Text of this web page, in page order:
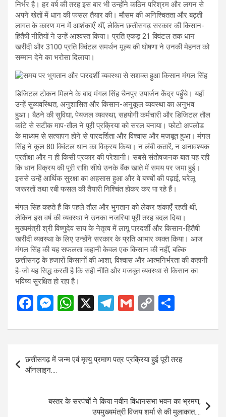
निर्भर है। हर वर्ष की तरह इस बार भी उन्होंने कठिन परिश्रम और लगन से
अपने खेतों में धान की फसल तैयार की। मौसम की अनिश्चितता और बढ़ती
लागत के कारण मन में आशंकाएँ थीं, लेकिन छत्तीसगढ़ सरकार की किसान-
हितैषी नीतियों ने उन्हें आश्वस्त किया। प्रति एकड़ 21 क्विंटल तक धान
खरीदी और 3100 प्रति क्विंटल समर्थन मूल्य की घोषणा ने उनकी मेहनत को
सम्मान देने का भरोसा दिलाया।
डिजिटल टोकन मिलने के बाद मंगल सिंह चैनपुर उपार्जन केंद्र पहुँचे। यहाँ
उन्हें सुव्यवस्थित, अनुशासित और किसान-अनुकूल व्यवस्था का अनुभव
हुआ। बैठने की सुविधा, पेयजल व्यवस्था, सहयोगी कर्मचारी और डिजिटल तौल
कांटे से सटीक माप-तौल ने पूरी प्रक्रिया को सरल बनाया। फोटो अपलोड
के माध्यम से सत्यापन होने से पारदर्शिता और विश्वास और मजबूत हुआ। मंगल
सिंह ने कुल 80 क्विंटल धान का विक्रय किया। न लंबी कतारें, न अनावश्यक
प्रतीक्षा और न ही किसी प्रकार की परेशानी। सबसे संतोषजनक बात यह रही
कि धान विक्रय की पूरी राशि सीधे उनके बैंक खाते में समय पर जमा हुई।
इससे उन्हें आर्थिक सुरक्षा का अहसास हुआ और वे बच्चों की पढ़ाई, घरेलू
जरूरतों तथा रबी फसल की तैयारी निश्चिंत होकर कर पा रहे हैं।
मंगल सिंह कहते हैं कि पहले तौल और भुगतान को लेकर शंकाएँ रहती थीं,
लेकिन इस वर्ष की व्यवस्था ने उनका नजरिया पूरी तरह बदल दिया।
मुख्यमंत्री श्री विष्णुदेव साय के नेतृत्व में लागू पारदर्शी और किसान-हितैषी
खरीदी व्यवस्था के लिए उन्होंने सरकार के प्रति आभार व्यक्त किया। आज
मंगल सिंह की यह सफलता कहानी केवल एक किसान की नहीं, बल्कि
छत्तीसगढ़ के हजारों किसानों की आशा, विश्वास और आत्मनिर्भरता की कहानी
है-जो यह सिद्ध करती है कि सही नीति और मजबूत व्यवस्था से किसान का
भविष्य सुरक्षित हो रहा है।
F
ce
b
o
o
M
se
n
g
er
W
at
s
A
p
p
X
T
e
a
m
G
ail
C
py
Li
n
k
ar
navigation
छत्तीसगढ़ में जन्म एवं मृत्यु प्रमाण पत्र प्रक्रिया हुई पूरी तरह
ऑनलाइन….
बस्तर के सरपंचों ने किया नवीन विधानसभा भवन का भ्रमण,
उपमुख्यमंत्री विजय शर्मा से की मुलाकात….